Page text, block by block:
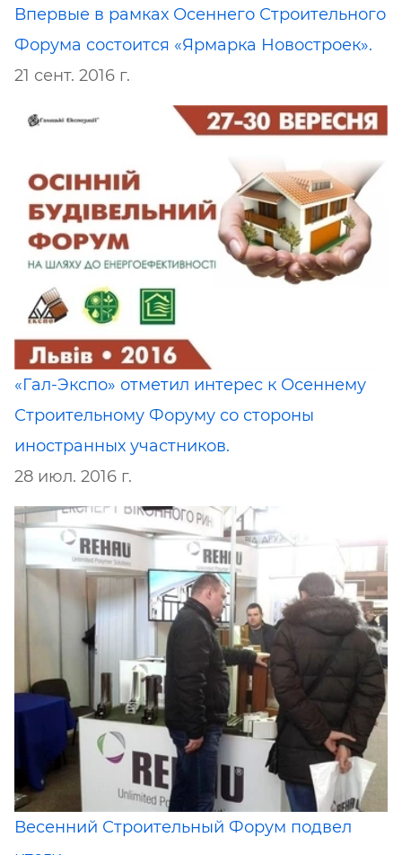
Впервые в рамках Осеннего Строительного
Форума состоится «Ярмарка Новостроек».
21 сент. 2016 г.
«Гал-Экспo» отметил интерес к Осеннему
Строительному Форуму со стороны
иностранных участников.
28 июл. 2016 г.
Весенний Строительный Форум подвел